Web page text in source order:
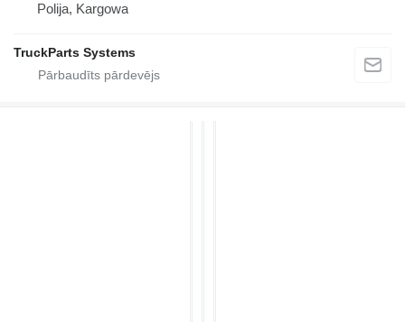
Polija, Kargowa
TruckParts Systems